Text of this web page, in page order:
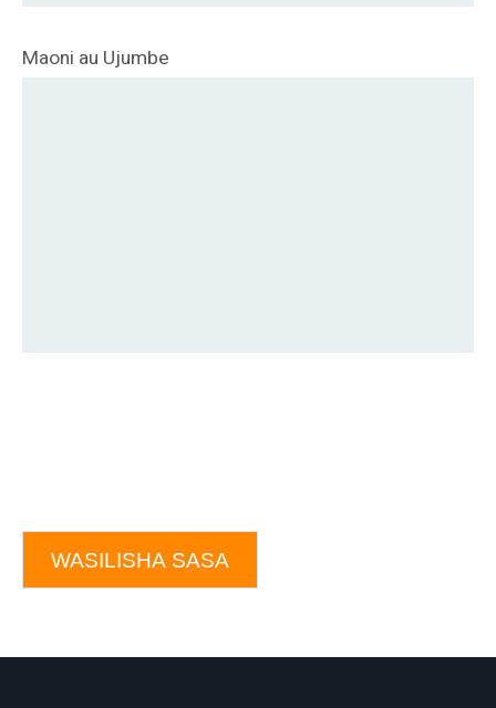
Maoni au Ujumbe
WASILISHA SASA